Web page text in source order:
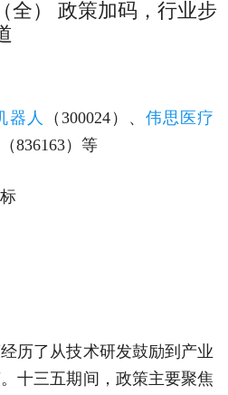
全） 政策加码，行业步
器人 （300024）、伟思医疗
（836163）等
历了从技术研发鼓励到产业
十三五期间，政策主要聚焦